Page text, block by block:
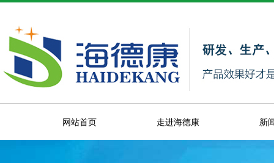
网站首页 走进海德康 新